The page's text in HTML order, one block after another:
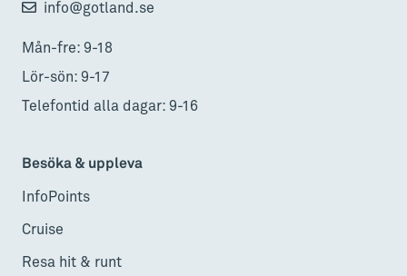
info@gotland.se
Mån-fre: 9-18
Lör-sön: 9-17
Telefontid alla dagar: 9-16
Besöka & uppleva
InfoPoints
Cruise
Resa hit & runt